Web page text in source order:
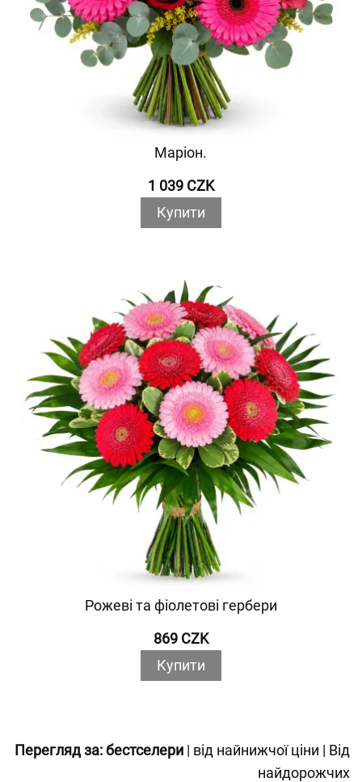
Маріон.
1 039 CZK
Купити
Рожеві та фіолетові гербери
869 CZK
Купити
Перегляд за:бестселери | від найнижчої ціни | Від
найдорожчих